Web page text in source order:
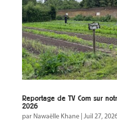
Reportage de TV Com sur
2026
par Nawaëlle Khane| Juil 27,